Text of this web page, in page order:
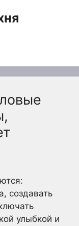
создавать
улыбкой и